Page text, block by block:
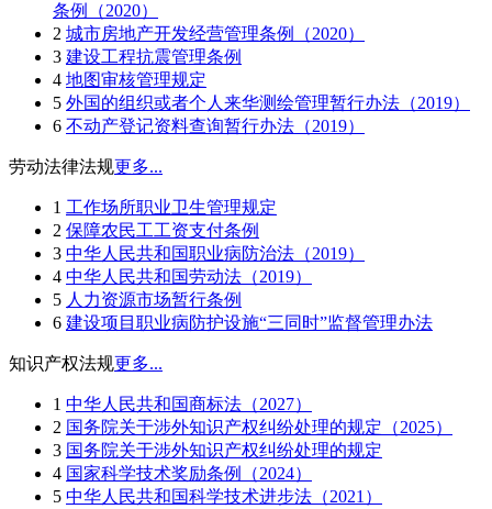
条例（2020）
2 城市房地产开发经营管理条例（2020）
3 建设工程抗震管理条例
4 地图审核管理规定
5 外国的组织或者个人来华测绘管理暂行办法（2019）
6 不动产登记资料查询暂行办法（2019）
劳动法律法规更多...
1 工作场所职业卫生管理规定
2 保障农民工工资支付条例
3 中华人民共和国职业病防治法（2019）
4 中华人民共和国劳动法（2019）
5 人力资源市场暂行条例
6 建设项目职业病防护设施“三同时”监督管理办法
知识产权法规更多...
1 中华人民共和国商标法（2027）
2 国务院关于涉外知识产权纠纷处理的规定（2025）
3 国务院关于涉外知识产权纠纷处理的规定
4 国家科学技术奖励条例（2024）
5 中华人民共和国科学技术进步法（2021）